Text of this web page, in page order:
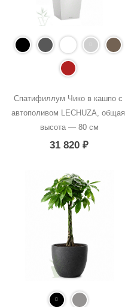
Спатифиллум Чико в кашпо с
автополивом LECHUZA, общая
высота — 80 см
31 820₽